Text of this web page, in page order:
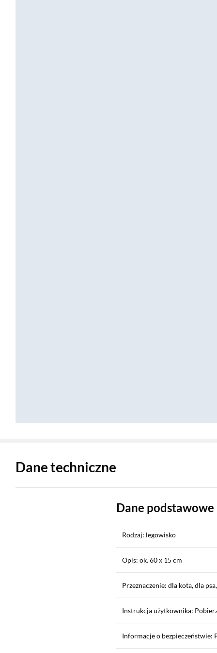
Dane techniczne
Dane podstawowe
Rodzaj: legowisko
Opis: ok. 60 x 15 cm
Przeznaczenie: dla kota, dla
Instrukcja użytkownika:
Informacje o bezpieczeństwie: